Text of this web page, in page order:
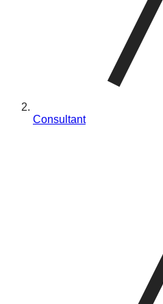
Consultant